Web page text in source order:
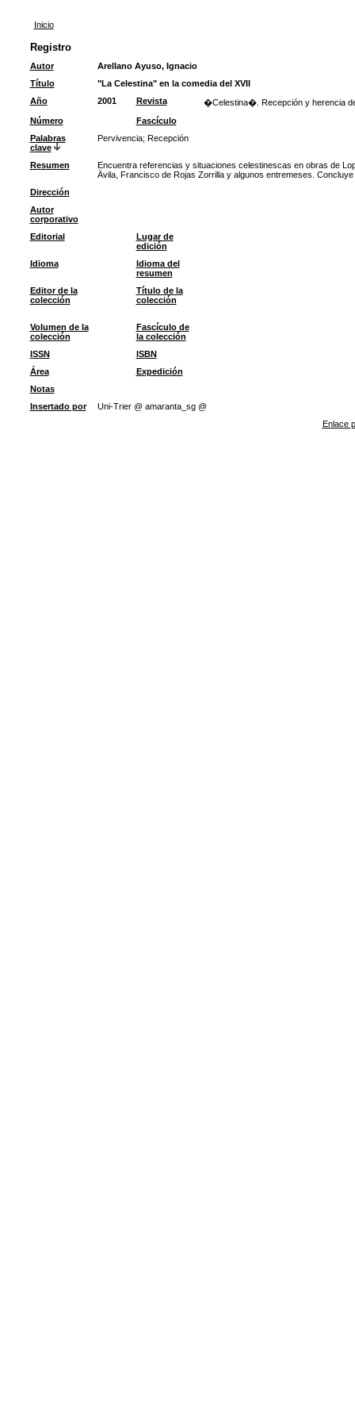
Inicio
Registro
Autor
Arellano Ayuso, Ignacio
Título
"La Celestina" en la comedia del XVII
Año
2001 Revista
�Celestina�. Recepción y herencia
Número
Fascículo
Palabras
clave
Pervivencia; Recepción
Resumen
Encuentra referencias y situaciones celestinescas en obras de
Ävila, Francisco de Rojas Zorrilla y algunos entremeses.
Dirección
Autor
corporativo
Editorial
Lugar de
edición
Idioma
Idioma del
resumen
Editor de la
colección
Título de la
colección
Volumen de la
colección
Fascículo de
la colección
ISSN
ISBN
Área
Expedición
Notas
Insertado por
Uni-Trier @ amaranta_sg @
Enlace